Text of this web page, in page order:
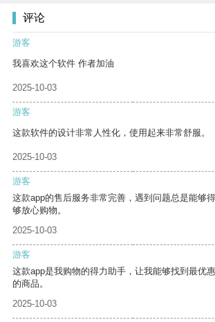
评论
游客
我喜欢这个软件 作者加油
2025-10-03
游客
这款软件的设计非常人性化，使用起来非常舒服。
2025-10-03
游客
这款app的售后服务非常完善，遇到问题总是能够
够放心购物。
2025-10-03
游客
这款app是我购物的得力助手，让我能够找到最优
的商品。
2025-10-03